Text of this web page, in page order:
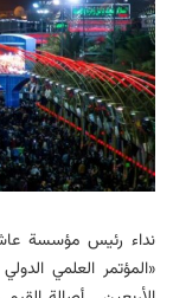
نداء رئيس مؤسسة
«المؤتمر العلمي